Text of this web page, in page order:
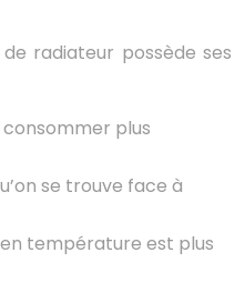
radiateur possède ses
plus
se trouve face à
température est plus